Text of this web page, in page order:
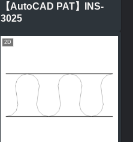
【AutoCAD PAT】INS-
3025
2D